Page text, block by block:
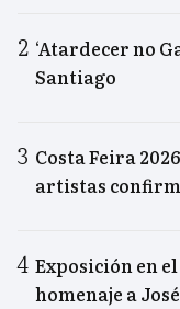
‘Atardecer no
Santiago
Costa Feira
artistas
Exposición en
homenaje a